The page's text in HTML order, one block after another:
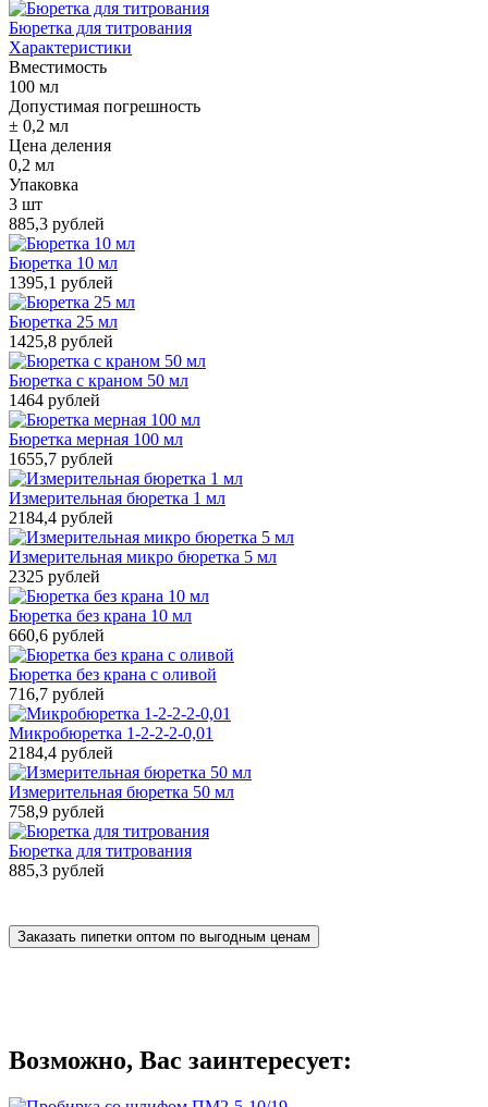
Бюретка для титрования
Характеристики
Вместимость
100 мл
Допустимая погрешность
± 0,2 мл
Цена деления
0,2 мл
Упаковка
3 шт
885,3 рублей
Бюретка 10 мл
1395,1 рублей
Бюретка 25 мл
1425,8 рублей
Бюретка с краном 50 мл
1464 рублей
Бюретка мерная 100 мл
1655,7 рублей
Измерительная бюретка 1 мл
2184,4 рублей
Измерительная микро бюретка 5 мл
2325 рублей
Бюретка без крана 10 мл
660,6 рублей
Бюретка без крана с оливой
716,7 рублей
Микробюретка 1-2-2-2-0,01
2184,4 рублей
Измерительная бюретка 50 мл
758,9 рублей
Бюретка для титрования
885,3 рублей
Заказать пипетки оптом по выгодным ценам
Возможно, Вас заинтересует: